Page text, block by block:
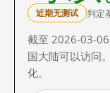
近期无测试 判定
截至 2026-03-
国大陆可以访问
化。